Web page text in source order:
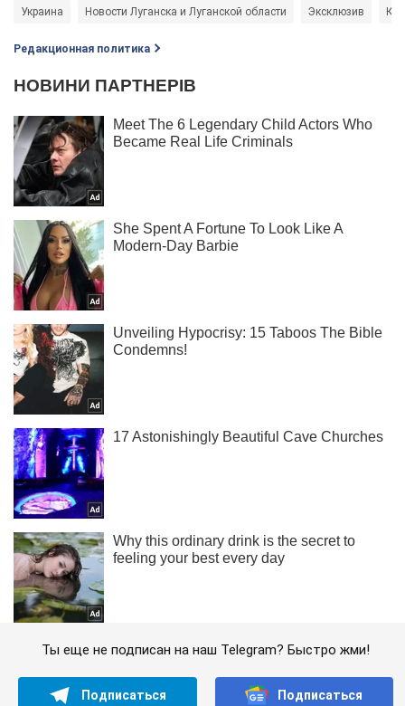
Украина Новости Луганска и Луганской области Эксклюзив
Редакционная политика
Ты еще не подписан на наш Telegram? Быстро жми!
Подписаться Подписаться